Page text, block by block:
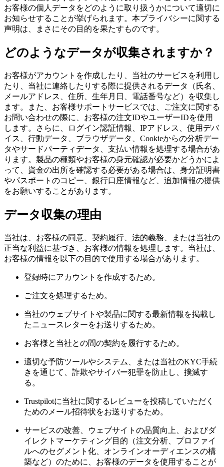
お客様の個人データをどのように取り扱うかについて適切に
お知らせすることが挙げられます。本プライバシーに関する
声明は、まさにその目的を果たすものです。
どのようなデータが収集されますか？
お客様がアカウントを作成したり、当社のサービスを利用し
たり、当社に連絡したりする際に提供されるデータ（氏名、
メールアドレス、住所、生年月日、電話番号など）を収集し
ます。また、お客様サポートサービスでは、ご注文に関する
お問い合わせの際に、お客様の注文IDやユーザーIDを使用
します。さらに、ログイン認証情報、IPアドレス、使用デバ
イス、行動データ、ブラウザデータ、Cookieからの分析デー
タやサードパーティデータ、支払い情報を処理する場合があ
ります。製品の種類やお客様の身元確認が必要かどうかによ
って、資金の出所を確認する必要がある場合は、身分証明書
やパスポートのコピー、銀行口座情報など、追加情報の提供
をお願いすることがあります。
データ収集の理由
当社は、お客様の同意、契約履行、法的義務、または当社の
正当な利益に基づき、お客様の情報を処理します。当社は、
お客様の情報を以下の目的で使用する場合があります。
登録時にアカウントを作成するため。
ご注文を処理するため。
当社のウェブサイトや製品に関する最新情報を掲載し
たニュースレターをお送りするため。
お客様と当社との間の契約を履行するため。
適切な予防ツールやシステム、または当社のKYC手続
きを通じて、詐欺やサイバー犯罪を防止し、撲滅す
る。
Trustpilotに当社に関するレビューを投稿していただく
ためのメール招待状をお送りするため。
サービスの改善、ウェブサイトの品質向上、およびダ
イレクトマーケティング目的（注文分析、プロファイ
ルへのセグメント化、オンラインオーディエンスの構
築など）のために、お客様のデータを使用することが